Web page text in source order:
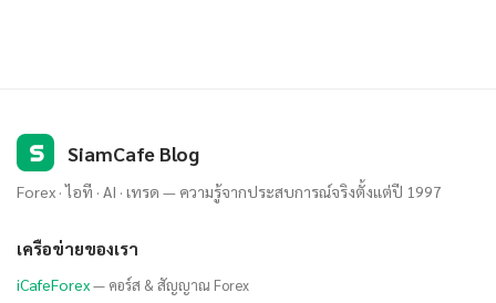
S SiamCafe Blog
Forex · ไอที · AI · เทรด — ความรู้จากประสบการณ์จริงตั้งแต่ปี 1997
เครือข่ายของเรา
iCafeForex— คอร์ส & สัญญาณ Forex